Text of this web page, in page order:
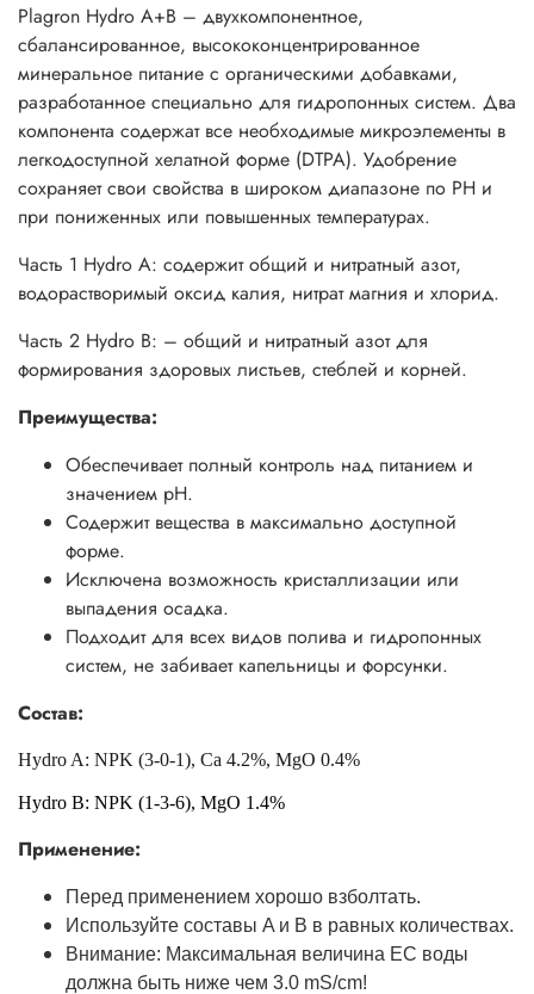
Plagron Hydro A+B – двухкомпонентное,
сбалансированное, высококонцентрированное
минеральное питание с органическими добавками,
разработанное специально для гидропонных систем. Два
компонента содержат все необходимые микроэлементы в
легкодоступной хелатной форме (DTPA). Удобрение
сохраняет свои свойства в широком диапазоне по РН и
при пониженных или повышенных температурах.
Часть 1 Hydro A: содержит общий и нитратный азот,
водорастворимый оксид калия, нитрат магния и хлорид.
Часть 2 Hydro B: – общий и нитратный азот для
формирования здоровых листьев, стеблей и корней.
Преимущества:
Обеспечивает полный контроль над питанием и
значением рН.
Содержит вещества в максимально доступной
форме.
Исключена возможность кристаллизации или
выпадения осадка.
Подходит для всех видов полива и гидропонных
систем, не забивает капельницы и форсунки.
Состав:
Hydro A: NPK (3-0-1), Ca 4.2%, MgO 0.4%
Hydro B: NPK (1-3-6), MgO 1.4%
Применение:
Перед применением хорошо взболтать.
Используйте составы A и B в равных количествах.
Внимание: Максимальная величина ЕС воды
должна быть ниже чем 3.0 mS/cm!